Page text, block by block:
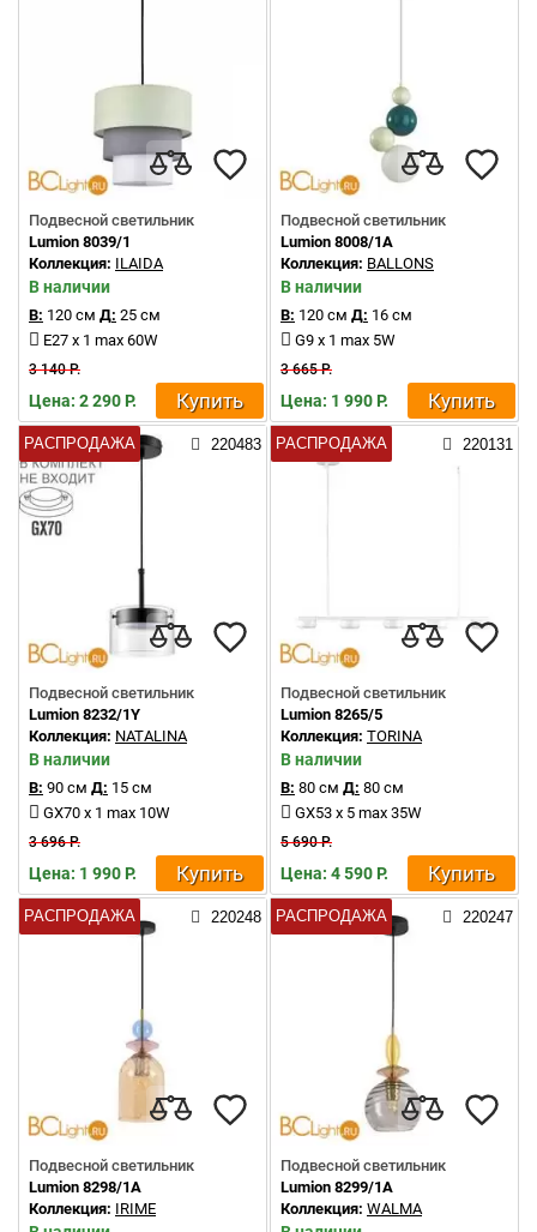
Подвесной светильник
Lumion 8039/1
Коллекция: ILAIDA
В наличии
В: 120 см Д: 25 см
E27 x 1 max 60W
3 140 Р.
Цена: 2 290 Р. Купить
Подвесной светильник
Lumion 8008/1A
Коллекция: BALLONS
В наличии
В: 120 см Д: 16 см
G9 x 1 max 5W
3 665 Р.
Цена: 1 990 Р. Купить
РАСПРОДАЖА 220483
Подвесной светильник
Lumion 8232/1Y
Коллекция: NATALINA
В наличии
В: 90 см Д: 15 см
GX70 x 1 max 10W
3 696 Р.
Цена: 1 990 Р. Купить
РАСПРОДАЖА 220131
Подвесной светильник
Lumion 8265/5
Коллекция: TORINA
В наличии
В: 80 см Д: 80 см
GX53 x 5 max 35W
5 690 Р.
Цена: 4 590 Р. Купить
РАСПРОДАЖА 220248
Подвесной светильник
Lumion 8298/1A
Коллекция: IRIME
РАСПРОДАЖА 220247
Подвесной светильник
Lumion 8299/1A
Коллекция: WALMA